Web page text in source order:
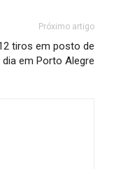
Próximo artigo
tiros em posto de
em Porto Alegre